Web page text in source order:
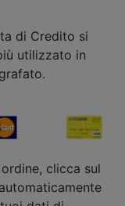
di Credito si
utilizzato in
clicca sul